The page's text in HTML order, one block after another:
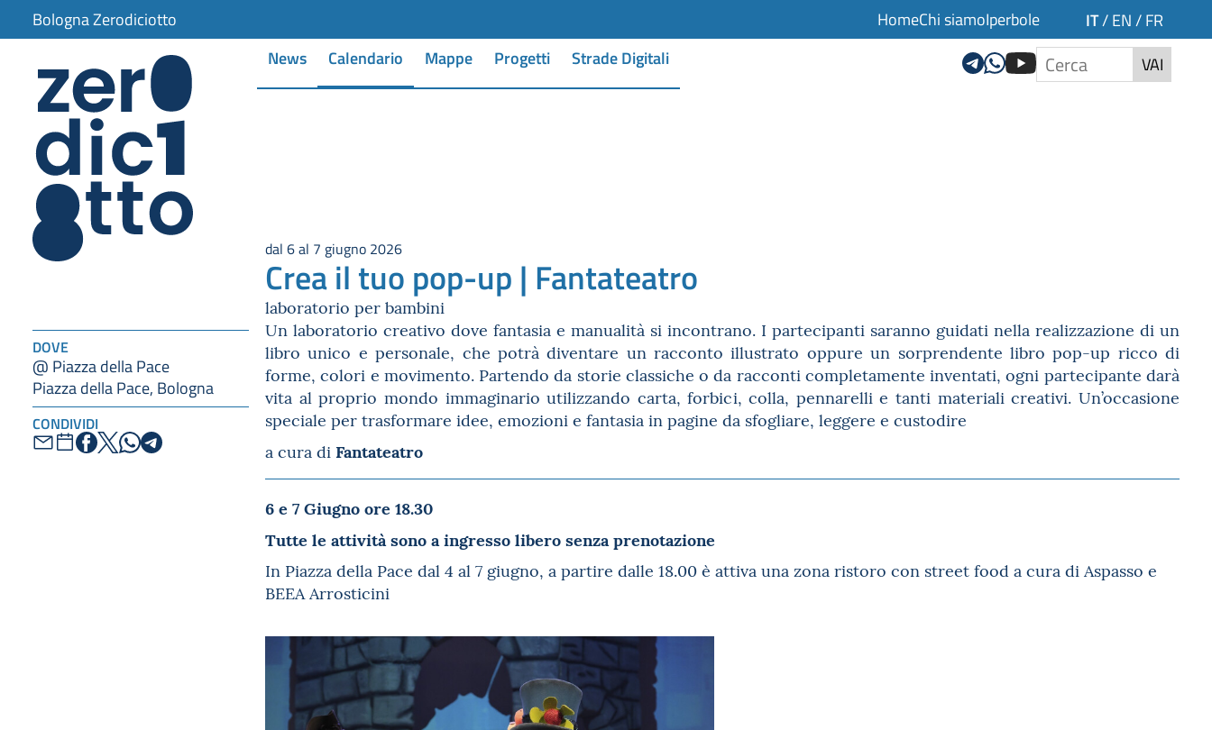
Bologna Zerodiciotto HomeChi siamoIperbole IT/ EN / FR
News Calendario Mappe Progetti Strade Digitali VAI
DOVE
@ Piazza della Pace
Piazza della Pace, Bologna
CONDIVIDI
dal 6 al 7 giugno 2026
Crea il tuo pop-up | Fantateatro
laboratorio per bambini
Un laboratorio creativo dove fantasia e manualità si incontrano. I partecipanti saranno guidati nella realizzazione di un
libro unico e personale, che potrà diventare un racconto illustrato oppure un sorprendente libro pop-up ricco di
forme, colori e movimento. Partendo da storie classiche o da racconti completamente inventati, ogni partecipante darà
vita al proprio mondo immaginario utilizzando carta, forbici, colla, pennarelli e tanti materiali creativi. Un’occasione
speciale per trasformare idee, emozioni e fantasia in pagine da sfogliare, leggere e custodire
a cura di Fantateatro
6 e 7 Giugnoore 18.30
Tutte le attività sono a ingresso libero senza prenotazione
In Piazza della Pace dal 4 al 7 giugno, a partire dalle 18.00 è attiva una zona ristoro con street food a cura di Aspasso e
BEEA Arrosticini